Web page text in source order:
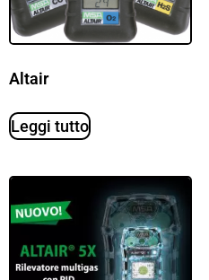
Altair
Leggi tutto